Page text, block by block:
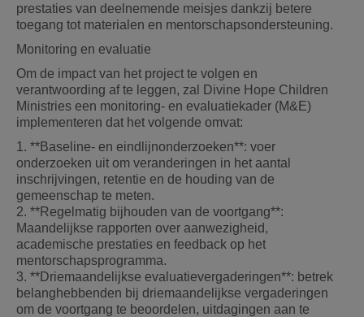
prestaties van deelnemende meisjes dankzij betere
toegang tot materialen en mentorschapsondersteuning.
Monitoring en evaluatie
Om de impact van het project te volgen en
verantwoording af te leggen, zal Divine Hope Children
Ministries een monitoring- en evaluatiekader (M&E)
implementeren dat het volgende omvat:
1. **Baseline- en eindlijnonderzoeken**: voer
onderzoeken uit om veranderingen in het aantal
inschrijvingen, retentie en de houding van de
gemeenschap te meten.
2. **Regelmatig bijhouden van de voortgang**:
Maandelijkse rapporten over aanwezigheid,
academische prestaties en feedback op het
mentorschapsprogramma.
3. **Driemaandelijkse evaluatievergaderingen**: betrek
belanghebbenden bij driemaandelijkse vergaderingen
om de voortgang te beoordelen, uitdagingen aan te